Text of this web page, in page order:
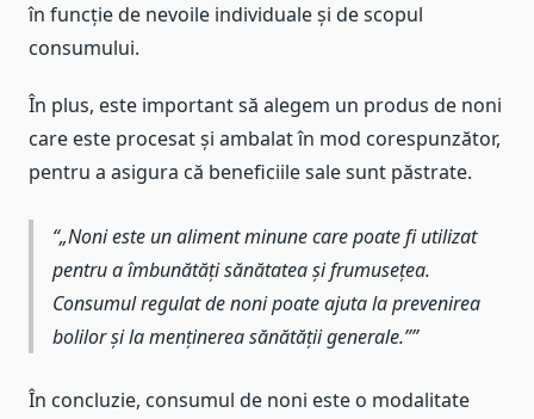
în funcție de nevoile individuale și de scopul
consumului.
În plus, este important să alegem un produs de noni
care este procesat și ambalat în mod corespunzător,
pentru a asigura că beneficiile sale sunt păstrate.
„Noni este un aliment minune care poate fi utilizat
pentru a îmbunătăți sănătatea și frumusețea.
Consumul regulat de noni poate ajuta la prevenirea
bolilor și la menținerea sănătății generale.”
În concluzie, consumul de noni este o modalitate